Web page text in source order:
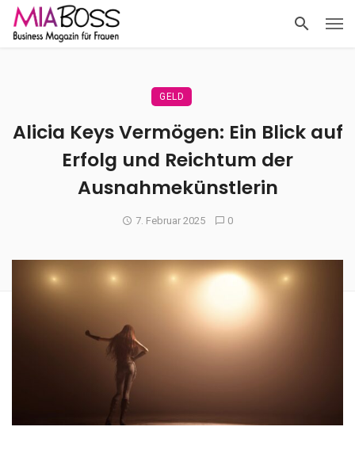
GELD
Alicia Keys Vermögen: Ein Blick auf
Erfolg und Reichtum der
Ausnahmekünstlerin
7. Februar 2025 0